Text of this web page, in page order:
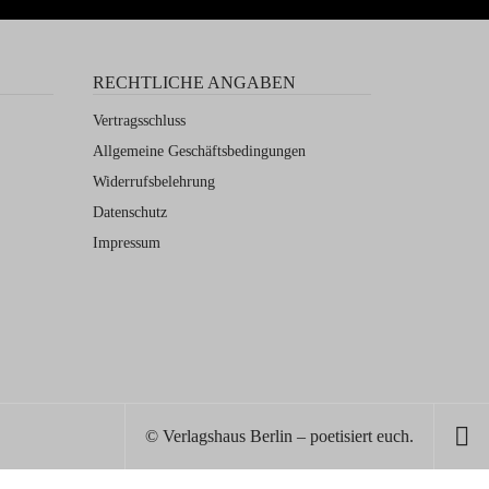
RECHTLICHE ANGABEN
Vertragsschluss
Allgemeine Geschäftsbedingungen
Widerrufsbelehrung
Datenschutz
Impressum
© Verlagshaus Berlin – poetisiert euch.